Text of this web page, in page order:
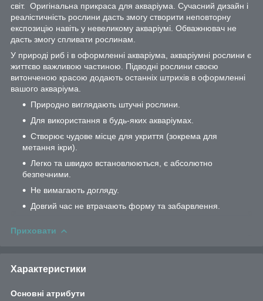
світ. Оригінальна прикраса для акваріума. Сучасний дизайн і
реалістичність рослини дасть змогу створити неповторну
експозицію навіть у невеликому акваріумі. Обважнювач не
дасть змогу спливати рослинам.
У природі риб і в оформленні акваріума, акваріумні рослини є
життєво важливою частиною. Підводні рослини своєю
витонченою красою додають останніх штрихів в оформленні
вашого акваріума.
Природно виглядають штучні рослини.
Для використання в будь-яких акваріумах.
Створює чудове місце для укриття (зокрема для
метання ікри).
Легко та швидко встановлюються, є абсолютно
безпечними.
Не вимагають догляду.
Довгий час не втрачають форму та забарвлення.
Приховати
Характеристики
Основні атрибути